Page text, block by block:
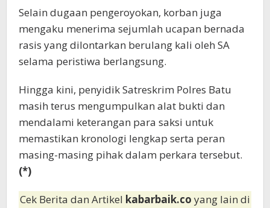
Selain dugaan pengeroyokan, korban juga
mengaku menerima sejumlah ucapan bernada
rasis yang dilontarkan berulang kali oleh SA
selama peristiwa berlangsung.
Hingga kini, penyidik Satreskrim Polres Batu
masih terus mengumpulkan alat bukti dan
mendalami keterangan para saksi untuk
memastikan kronologi lengkap serta peran
masing-masing pihak dalam perkara tersebut.
(*)
Cek Berita dan Artikel kabarbaik.co yang lain di